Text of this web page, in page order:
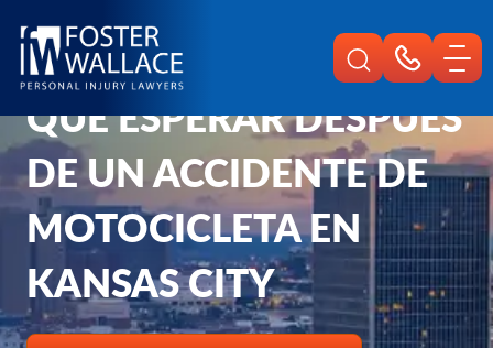
Preguntas Frecuentes
QUÉ ESPERAR DESPUÉS
DE UN ACCIDENTE DE
MOTOCICLETA EN
KANSAS CITY